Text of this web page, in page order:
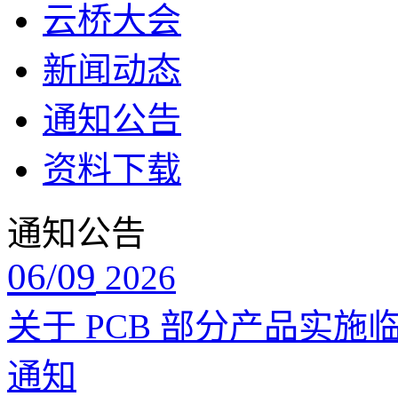
云桥大会
新闻动态
通知公告
资料下载
通知公告
06/09 2026
关于 PCB 部分产品实施
通知